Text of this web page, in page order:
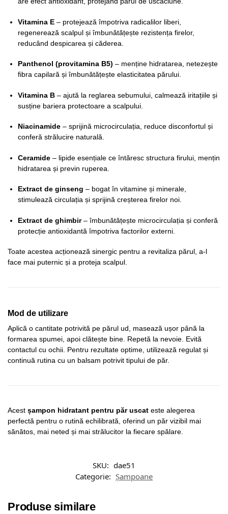
Vitamina E – protejează împotriva radicalilor liberi,
regenerează scalpul și îmbunătățește rezistența firelor,
reducând despicarea și căderea.
Panthenol (provitamina B5) – menține hidratarea, netezește
fibra capilară și îmbunătățește elasticitatea părului.
Vitamina B – ajută la reglarea sebumului, calmează iritațiile și
susține bariera protectoare a scalpului.
Niacinamide – sprijină microcirculația, reduce disconfortul și
conferă strălucire naturală.
Ceramide – lipide esențiale ce întăresc structura firului, mențin
hidratarea și previn ruperea.
Extract de ginseng – bogat în vitamine și minerale,
stimulează circulația și sprijină creșterea firelor noi.
Extract de ghimbir– îmbunătățește microcirculația și conferă
protecție antioxidantă împotriva factorilor externi.
Toate acestea acționează sinergic pentru a revitaliza părul, a-l
face mai puternic și a proteja scalpul.
Mod de utilizare
Aplică o cantitate potrivită pe părul ud, masează ușor până la
formarea spumei, apoi clătește bine. Repetă la nevoie. Evită
contactul cu ochii. Pentru rezultate optime, utilizează regulat și
continuă rutina cu un balsam potrivit tipului de păr.
Acest șampon hidratant pentru păr uscat este alegerea
perfectă pentru o rutină echilibrată, oferind un păr vizibil mai
sănătos, mai neted și mai strălucitor la fiecare spălare.
SKU: dae51
Categorie: Șampoane
Produse similare